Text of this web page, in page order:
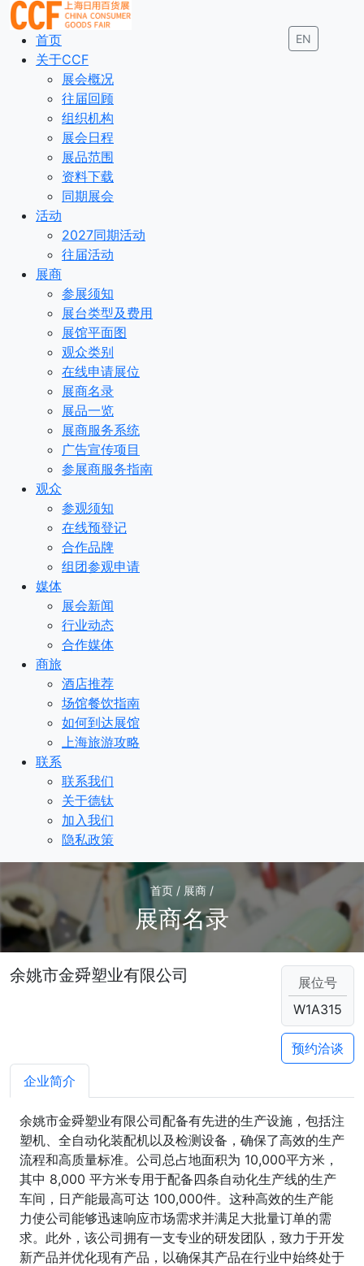
EN
首页
关于CCF
展会概况
往届回顾
组织机构
展会日程
展品范围
资料下载
同期展会
活动
2027同期活动
往届活动
展商
参展须知
展台类型及费用
展馆平面图
观众类别
在线申请展位
展商名录
展品一览
展商服务系统
广告宣传项目
参展商服务指南
观众
参观须知
在线预登记
合作品牌
组团参观申请
媒体
展会新闻
行业动态
合作媒体
商旅
酒店推荐
场馆餐饮指南
如何到达展馆
上海旅游攻略
联系
联系我们
关于德钛
加入我们
隐私政策
首页 / 展商 /
展商名录
余姚市金舜塑业有限公司
展位号
W1A315
预约洽谈
企业简介
余姚市金舜塑业有限公司配备有先进的生产设施，包括注
塑机、全自动化装配机以及检测设备，确保了高效的生产
流程和高质量标准。公司总占地面积为 10,000平方米，
其中 8,000 平方米专用于配备四条自动化生产线的生产
车间，日产能最高可达 100,000件。这种高效的生产能
力使公司能够迅速响应市场需求并满足大批量订单的需
求。此外，该公司拥有一支专业的研发团队，致力于开发
新产品并优化现有产品，以确保其产品在行业中始终处于